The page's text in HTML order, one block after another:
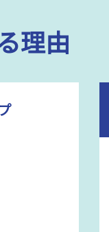
理由